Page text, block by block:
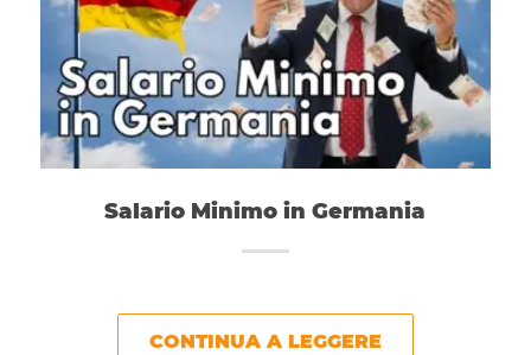
Salario Minimo in Germania
CONTINUA A LEGGERE